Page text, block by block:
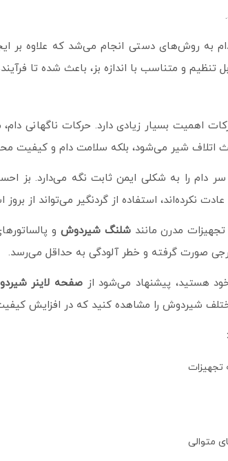
به روش‌های دستی انجام می‌شد که علاوه بر
تنظیم و متناسب با اندازه بز، باعث شده تا
اهمیت بسیار زیادی دارد. حرکات ناگهانی دام،
اتلاف شیر می‌شود، بلکه سلامت دام و کیفیت
سر دام را به شکلی ایمن ثابت نگه می‌دارد. بز
نکرده‌اند، استفاده از گردنگیر می‌تواند از
تجهیزات مدرن مانندشلنگ شیردوشو
صورت گرفته و خطر آلودگی به حداقل می‌رسد.
هستید، پیشنهاد می‌شود ازصفحه لاینر
مختلف شیردوش را مشاهده کنید که در افزایش
:
تجهیزات
متوالی